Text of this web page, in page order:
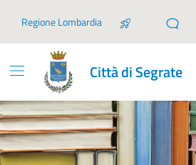
Regione Lombardia
Città di Segrate